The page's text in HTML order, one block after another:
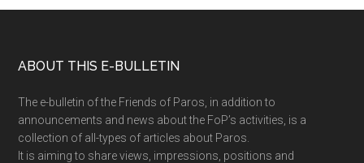
Footer
ABOUT THIS E-BULLETIN
The e-bulletin of the Friends of Paros, in addition to
announcements and news about the FoP’s activities, is a
collection of all-types of articles about Paros.
It is aiming to share views, impressions, positions and